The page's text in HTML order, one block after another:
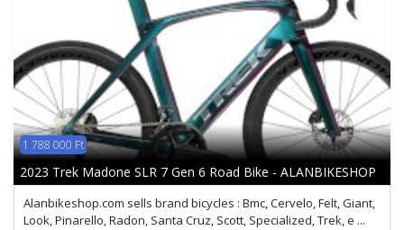
1 788 000 Ft
2023 Trek Madone SLR 7 Gen 6 Road Bike - ALANBIKESHOP
Alanbikeshop.com sells brand bicycles : Bmc, Cervelo, Felt, Giant,
Look, Pinarello, Radon, Santa Cruz, Scott, Specialized, Trek, e ...